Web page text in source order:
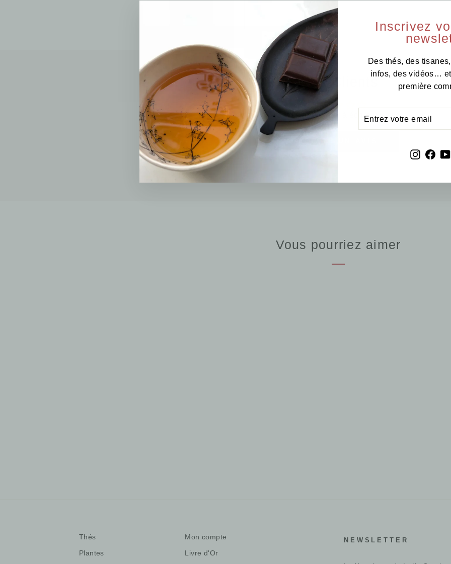
Inscrivez
Des thés, des
infos, des vidéos… et
première
VOTRE
EMAIL
Avis Clients
Soyez le premier à écrire un avis
Vous pourriez aimer
Thés
Plantes
Mon compte
Livre d'Or
NEWSLETTER